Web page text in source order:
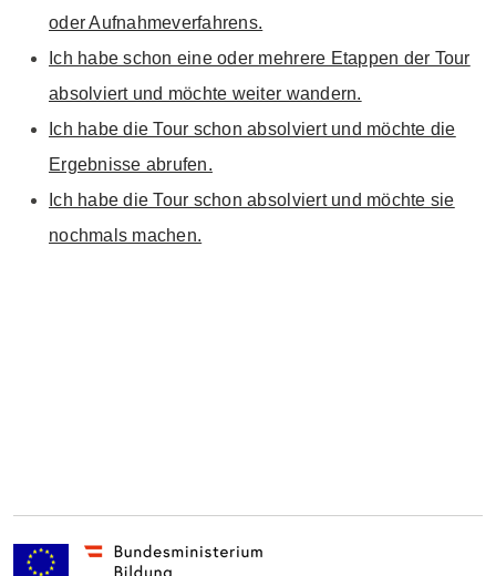
oder Aufnahmeverfahrens.
Ich habe schon eine oder mehrere Etappen der Tour
absolviert und möchte weiter wandern.
Ich habe die Tour schon absolviert und möchte die
Ergebnisse abrufen.
Ich habe die Tour schon absolviert und möchte sie
nochmals machen.